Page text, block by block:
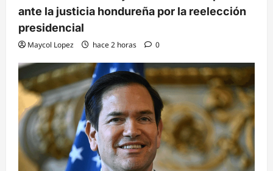
ante la justicia hondureña por la reelección
presidencial
Maycol Lopez hace 2 horas 0